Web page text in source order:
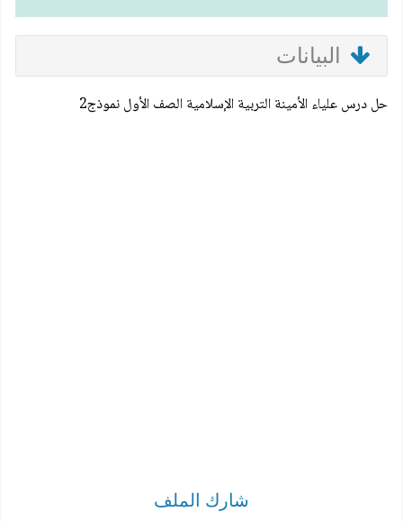
البيانات
حل درس علياء الأمينة التربية الإسلامية الصف الأول نموذج2
شارك الملف